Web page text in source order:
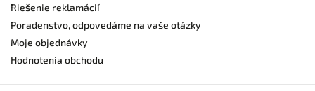
Riešenie reklamácií
Poradenstvo, odpovedáme na vaše otázky
Moje objednávky
Hodnotenia obchodu